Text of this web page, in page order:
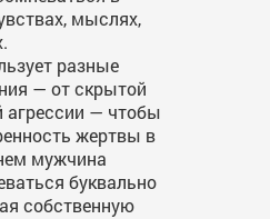
мыслях,
разные
— от скрытой
агрессии — чтобы
жертвы в
мужчина
буквально
собственную